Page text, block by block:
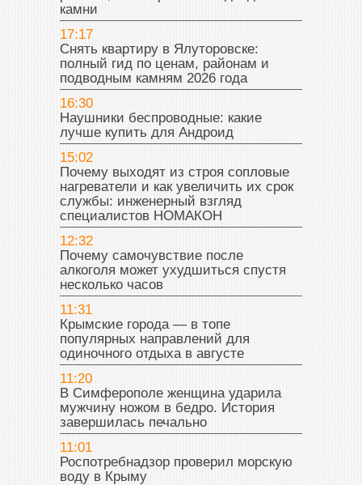
камни
17:17
Снять квартиру в Ялуторовске:
полный гид по ценам, районам и
подводным камням 2026 года
16:30
Наушники беспроводные: какие
лучше купить для Андроид
15:02
Почему выходят из строя сопловые
нагреватели и как увеличить их срок
службы: инженерный взгляд
специалистов НОМАКОН
12:32
Почему самочувствие после
алкоголя может ухудшиться спустя
несколько часов
11:31
Крымские города — в топе
популярных направлений для
одиночного отдыха в августе
11:20
В Симферополе женщина ударила
мужчину ножом в бедро. История
завершилась печально
11:01
Роспотребнадзор проверил морскую
воду в Крыму